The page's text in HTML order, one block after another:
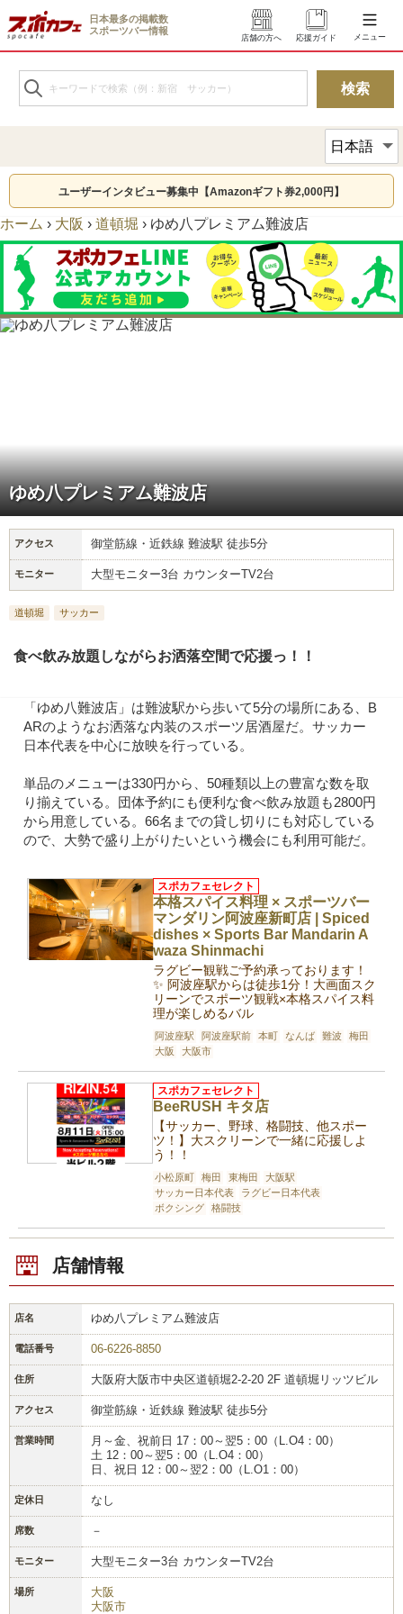
日本最多の掲載数
スポーツバー情報
店舗の方へ 応援ガイド メニュー
ユーザーインタビュー募集中【Amazonギフト券2,000円】
ホーム › 大阪 › 道頓堀 › ゆめ八プレミアム難波店
ゆめ八プレミアム難波店
アクセス 御堂筋線・近鉄線 難波駅 徒歩5分
モニター 大型モニター3台 カウンターTV2台
道頓堀 サッカー
食べ飲み放題しながらお洒落空間で応援っ！！
「ゆめ八難波店」は難波駅から歩いて5分の場所にある、B
ARのようなお洒落な内装のスポーツ居酒屋だ。サッカー
日本代表を中心に放映を行っている。
単品のメニューは330円から、50種類以上の豊富な数を取
り揃えている。団体予約にも便利な食べ飲み放題も2800円
から用意している。66名までの貸し切りにも対応している
ので、大勢で盛り上がりたいという機会にも利用可能だ。
本格スパイス料理 × スポーツバー
マンダリン阿波座新町店 | Spiced
dishes × Sports Bar Mandarin A
waza Shinmachi
スポカフェセレクト
ラグビー観戦ご予約承っております！
✨ 阿波座駅からは徒歩1分！大画面スク
リーンでスポーツ観戦×本格スパイス料
理が楽しめるバル
阿波座駅 阿波座駅前 本町 なんば 難波
梅田
大阪
大阪市
BeeRUSH キタ店
スポカフェセレクト
【サッカー、野球、格闘技、他スポー
ツ！】大スクリーンで一緒に応援しよ
う！！
小松原町 梅田 東梅田
大阪駅
サッカー日本代表
ラグビー日本代表
ボクシング
格闘技
店舗情報
店名 ゆめ八プレミアム難波店
電話番号 06-6226-8850
住所 大阪府大阪市中央区道頓堀2-2-20 2F 道頓堀リッツビル
アクセス 御堂筋線・近鉄線 難波駅 徒歩5分
営業時間
月～金、祝前日 17：00～翌5：00（L.O4：00）
土 12：00～翌5：00（L.O4：00）
日、祝日 12：00～翌2：00（L.O1：00）
定休日 なし
席数 －
モニター 大型モニター3台 カウンターTV2台
場所
大阪
大阪市